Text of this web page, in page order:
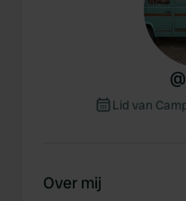
@
Lid van
Over mij